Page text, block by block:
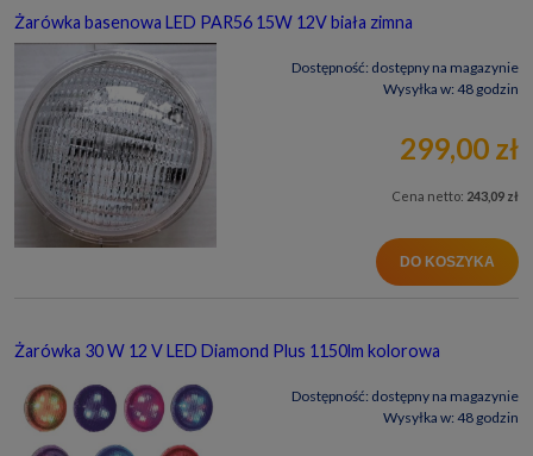
Żarówka basenowa LED PAR56 15W 12V biała zimna
Dostępność: dostępny na magazynie
Wysyłka w: 48 godzin
299,00 zł
Cena netto: 243,09 zł
DO KOSZYKA
Żarówka 30 W 12 V LED Diamond Plus 1150lm kolorowa
Dostępność: dostępny na magazynie
Wysyłka w: 48 godzin